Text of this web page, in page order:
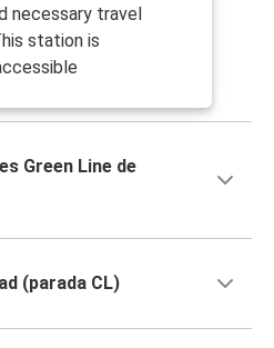
necessary travel
station is
Green Line de
(parada CL)